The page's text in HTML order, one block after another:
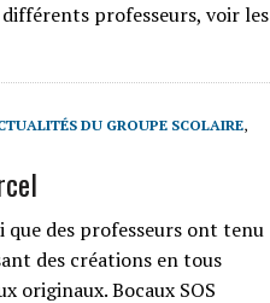
professeurs, voir les
DU GROUPE SCOLAIRE,
que des professeurs ont tenu
des créations en tous
originaux. Bocaux SOS